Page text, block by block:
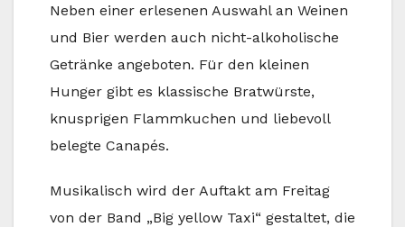
Neben einer erlesenen Auswahl an Weinen
und Bier werden auch nicht-alkoholische
Getränke angeboten. Für den kleinen
Hunger gibt es klassische Bratwürste,
knusprigen Flammkuchen und liebevoll
belegte Canapés.
Musikalisch wird der Auftakt am Freitag
von der Band „Big yellow Taxi“ gestaltet, die